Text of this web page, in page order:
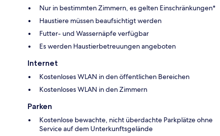
Nur in bestimmten Zimmern, es gelten Einschränkungen*
Haustiere müssen beaufsichtigt werden
Futter- und Wassernäpfe verfügbar
Es werden Haustierbetreuungen angeboten
Internet
Kostenloses WLAN in den öffentlichen Bereichen
Kostenloses WLAN in den Zimmern
Parken
Kostenlose bewachte, nicht überdachte Parkplätze ohne
Service auf dem Unterkunftsgelände